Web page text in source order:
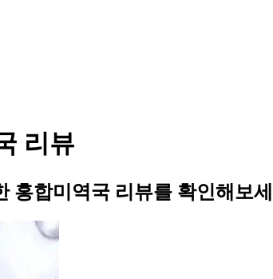
리뷰
홍합미역국 리뷰를 확인해보